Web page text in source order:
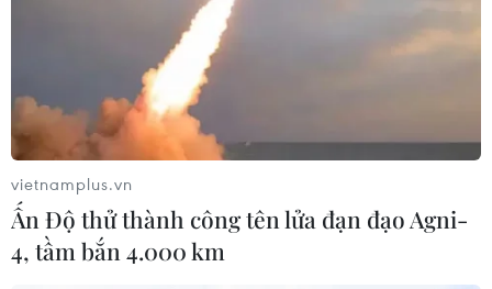
Các nữ vận động viên Đội tuyển Vật Việt Nam đã có
ngày thi đấu thăng hoa để giành trọn vẹn 6 tấm huy
chương Vàng ở các hạng cân trong ngày thi đấu 15/5
tại SEA Games 32.
vietnamplus.vn
Ấn Độ thử thành công tên lửa đạn đạo Agni-
4, tầm bắn 4.000 km